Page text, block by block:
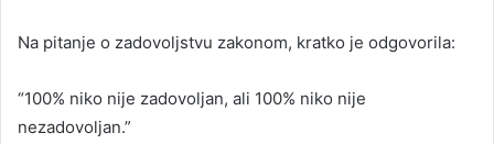
Na pitanje o zadovoljstvu zakonom, kratko je odgovorila:
“100% niko nije zadovoljan, ali 100% niko nije
nezadovoljan.”